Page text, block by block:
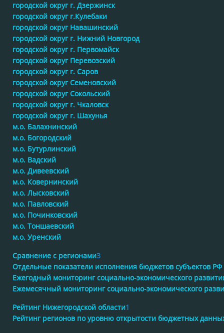
городской округ г. Дзержинск
городской округ г.Кулебаки
городской округ Навашинский
городской округ г. Нижний Новгород
городской округ г. Первомайск
городской округ Перевозский
городской округ г. Саров
городской округ Семеновский
городской округ Сокольский
городской округ г. Чкаловск
городской округ г. Шахунья
м.о. Балахнинский
м.о. Богородский
м.о. Бутурлинский
м.о. Вадский
м.о. Дивеевский
м.о. Ковернинский
м.о. Лысковский
м.о. Павловский
м.о. Починковский
м.о. Тоншаевский
м.о. Уренский
Сравнение с регионами3
Отдельные показатели исполнения бюджетов субъектов РФ
Ежегодный мониторинг социально-экономического
Ежемесячный мониторинг социально-экономического
Рейтинг Нижегородской области1
Рейтинг регионов по уровню открытости бюджетных